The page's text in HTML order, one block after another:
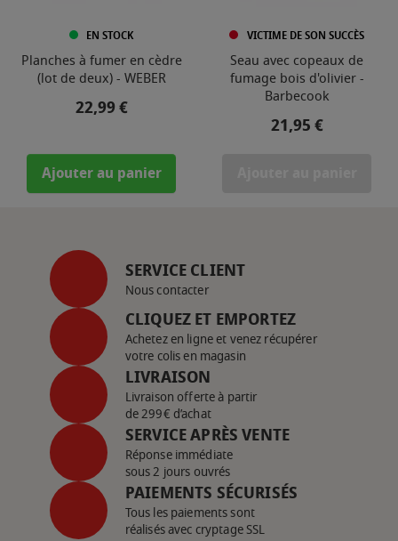
EN STOCK
Planches à fumer en cèdre
(lot de deux) - WEBER
Prix
22,99 €
Ajouter au panier
VICTIME DE SON SUCCÈS
Seau avec copeaux de
fumage bois d'olivier -
Barbecook
Prix
21,95 €
SERVICE CLIENT
Nous contacter
CLIQUEZ ET EMPORTEZ
Achetez en ligne et venez récupérer
votre colis en magasin
LIVRAISON
Livraison offerte à partir
de 299€ d’achat
SERVICE APRÈS VENTE
Réponse immédiate
sous 2 jours ouvrés
PAIEMENTS SÉCURISÉS
Tous les paiements sont
réalisés avec cryptage SSL